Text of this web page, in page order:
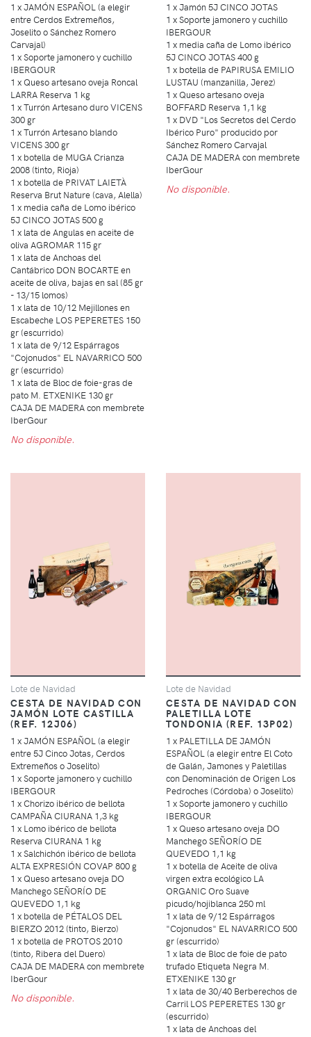
1 x JAMÓN ESPAÑOL (a elegir
entre Cerdos Extremeños,
Joselito o Sánchez Romero
Carvajal)
1 x Soporte jamonero y cuchillo
IBERGOUR
1 x Queso artesano oveja Roncal
LARRA Reserva 1 kg
1 x Turrón Artesano duro VICENS
300 gr
1 x Turrón Artesano blando
VICENS 300 gr
1 x botella de MUGA Crianza
2008 (tinto, Rioja)
1 x botella de PRIVAT LAIETÀ
Reserva Brut Nature (cava, Alella)
1 x media caña de Lomo ibérico
5J CINCO JOTAS 500 g
1 x lata de Angulas en aceite de
oliva AGROMAR 115 gr
1 x lata de Anchoas del
Cantábrico DON BOCARTE en
aceite de oliva, bajas en sal (85 gr
- 13/15 lomos)
1 x lata de 10/12 Mejillones en
Escabeche LOS PEPERETES 150
gr (escurrido)
1 x lata de 9/12 Espárragos
"Cojonudos" EL NAVARRICO 500
gr (escurrido)
1 x lata de Bloc de foie-gras de
pato M. ETXENIKE 130 gr
CAJA DE MADERA con membrete
IberGour
No disponible.
1 x Jamón 5J CINCO JOTAS
1 x Soporte jamonero y cuchillo
IBERGOUR
1 x media caña de Lomo ibérico
5J CINCO JOTAS 400 g
1 x botella de PAPIRUSA EMILIO
LUSTAU (manzanilla, Jerez)
1 x Queso artesano oveja
BOFFARD Reserva 1,1 kg
1 x DVD "Los Secretos del Cerdo
Ibérico Puro" producido por
Sánchez Romero Carvajal
CAJA DE MADERA con membrete
IberGour
No disponible.
Lote de Navidad
CESTA DE NAVIDAD CON
JAMÓN LOTE CASTILLA
(REF. 12J06)
1 x JAMÓN ESPAÑOL (a elegir
entre 5J Cinco Jotas, Cerdos
Extremeños o Joselito)
1 x Soporte jamonero y cuchillo
IBERGOUR
1 x Chorizo ibérico de bellota
CAMPAÑA CIURANA 1,3 kg
1 x Lomo ibérico de bellota
Reserva CIURANA 1 kg
1 x Salchichón ibérico de bellota
ALTA EXPRESIÓN COVAP 800 g
1 x Queso artesano oveja DO
Manchego SEÑORÍO DE
QUEVEDO 1,1 kg
1 x botella de PÉTALOS DEL
BIERZO 2012 (tinto, Bierzo)
1 x botella de PROTOS 2010
(tinto, Ribera del Duero)
CAJA DE MADERA con membrete
IberGour
No disponible.
Lote de Navidad
CESTA DE NAVIDAD CON
PALETILLA LOTE
TONDONIA (REF. 13P02)
1 x PALETILLA DE JAMÓN
ESPAÑOL (a elegir entre El Coto
de Galán, Jamones y Paletillas
con Denominación de Origen Los
Pedroches (Córdoba) o Joselito)
1 x Soporte jamonero y cuchillo
IBERGOUR
1 x Queso artesano oveja DO
Manchego SEÑORÍO DE
QUEVEDO 1,1 kg
1 x botella de Aceite de oliva
virgen extra ecológico LA
ORGANIC Oro Suave
picudo/hojiblanca 250 ml
1 x lata de 9/12 Espárragos
"Cojonudos" EL NAVARRICO 500
gr (escurrido)
1 x lata de Bloc de foie de pato
trufado Etiqueta Negra M.
ETXENIKE 130 gr
1 x lata de 30/40 Berberechos de
Carril LOS PEPERETES 130 gr
(escurrido)
1 x lata de Anchoas del